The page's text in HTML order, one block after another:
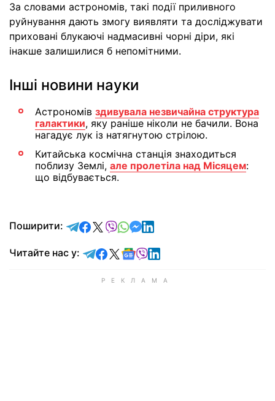
За словами астрономів, такі події приливного
руйнування дають змогу виявляти та досліджувати
приховані блукаючі надмасивні чорні діри, які
інакше залишилися б непомітними.
Інші новини науки
Астрономів здивувала незвичайна структура
галактики, яку раніше ніколи не бачили. Вона
нагадує лук із натягнутою стрілою.
Китайська космічна станція знаходиться
поблизу Землі, але пролетіла над Місяцем:
що відбувається.
Поширити: відправити у Telegram
поділитись у Facebook
поділитись у X
відправити у Viber
відправити у Whatsapp
відправити у Messenger
відправити у LinkedIn
Читайте нас у: Читайте у Telegram
Читайте у Facebook
Читайте у X
Читайте у Google news
Читайте у Viber
Читайте у LinkedIn